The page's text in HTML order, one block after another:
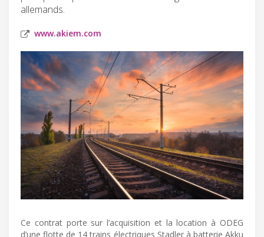
allemands.
www.akiem.com
Ce contrat porte sur l’acquisition et la location à ODEG
d’une flotte de 14 trains électriques Stadler à batterie Akku